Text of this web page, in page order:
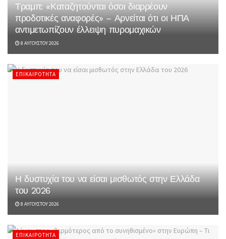
Τραμπ: «Καταζητούνται όσοι διαρρέουν
προδοτικές αναφορές» – Αρνείται ότι οι ΗΠΑ
αντιμετωπίζουν έλλειψη πυρομαχικών
8 ΑΥΓΟΎΣΤΟΥ 2026
ΕΠΙΚΑΙΡΌΤΗΤΑ
Η δυστυχία του να είσαι μισθωτός στην Ελλάδα
του 2026
8 ΑΥΓΟΎΣΤΟΥ 2026
ΕΠΙΚΑΙΡΌΤΗΤΑ